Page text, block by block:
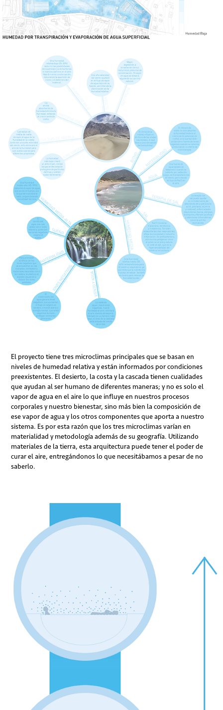
El proyecto tiene tres microclimas principales que se basan en
niveles de humedad relativa y están informados por condiciones
preexistentes. El desierto, la costa y la cascada tienen cualidades
que ayudan al ser humano de diferentes maneras; y no es solo el
vapor de agua en el aire lo que influye en nuestros procesos
corporales y nuestro bienestar, sino más bien la composición de
ese vapor de agua y los otros componentes que aporta a nuestro
sistema. Es por esta razón que los tres microclimas varían en
materialidad y metodología además de su geografía. Utilizando
materiales de la tierra, esta arquitectura puede tener el poder de
curar el aire, entregándonos lo que necesitábamos a pesar de no
saberlo.